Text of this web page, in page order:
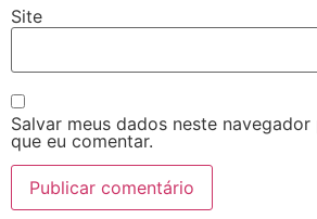
Site
Salvar meus dados neste
que eu comentar.